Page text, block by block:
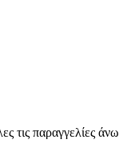
τις παραγγελίες άνω